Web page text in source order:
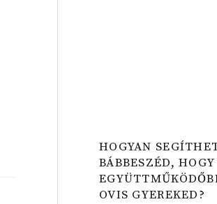
HOGYAN
BÁBBESZÉD, HOGY
OVIS GYEREKED?